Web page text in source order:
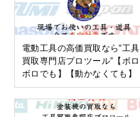
電動工具の高価買取なら”工具
買取専門店プロツール”【ボロ
ボロでも】【動かなくても】